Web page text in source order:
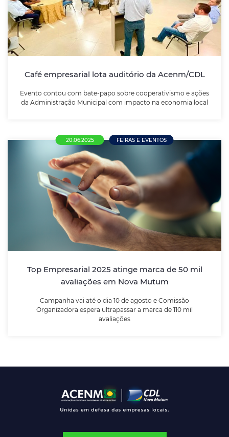
Café empresarial lota auditório da Acenm/CDL
Evento contou com bate-papo sobre cooperativismo e ações
da Administração Municipal com impacto na economia local
Evento contou com bate-papo sobre cooperativismo
e ações da Administração Municipal com impacto na
economia local
LEIA MAIS
20.06.2025 FEIRAS E EVENTOS
Top Empresarial 2025 atinge marca de 50 mil
avaliações em Nova Mutum
Campanha vai até o dia 10 de agosto e Comissão
Organizadora espera ultrapassar a marca de 110 mil
avaliações
Top Empresarial 2025 atinge marca de 50
mil avaliações em Nova Mutum
Campanha vai até o dia 10 de agosto e Comissão
Organizadora espera ultrapassar a marca de 110 mil